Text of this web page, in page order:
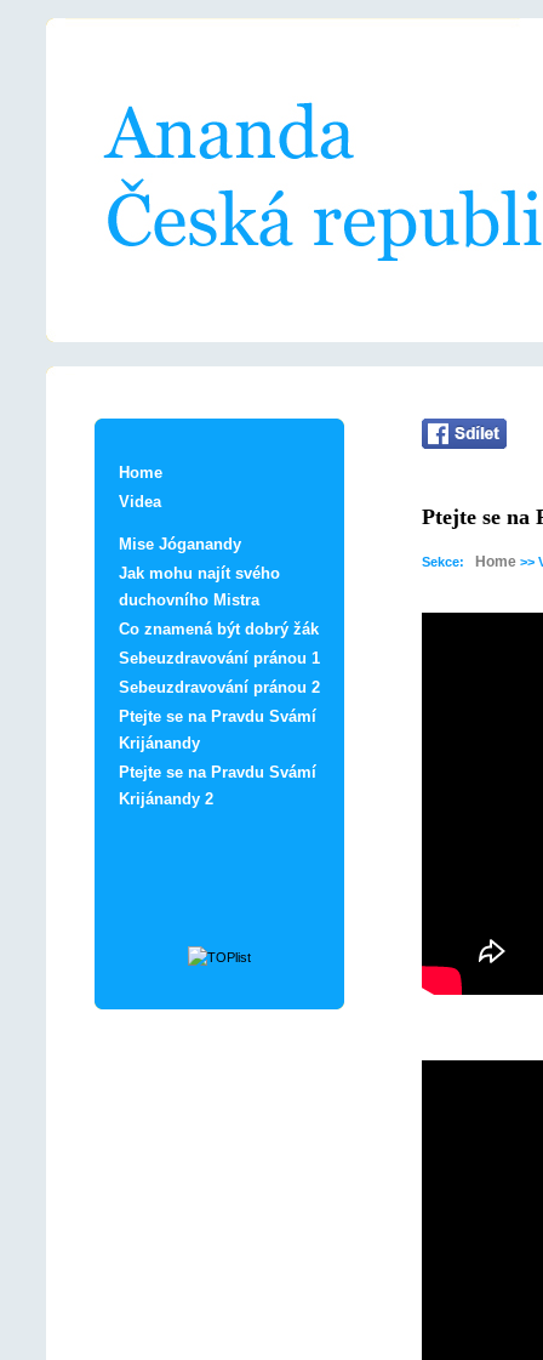
Home
Videa
Mise Jóganandy
Jak mohu najít svého
duchovního Mistra
Co znamená být dobrý žák
Sebeuzdravování pránou 1
Sebeuzdravování pránou 2
Ptejte se na Pravdu Svámí
Krijánandy
Ptejte se na Pravdu Svámí
Krijánandy 2
Ptejte se na
Sekce: Home >>